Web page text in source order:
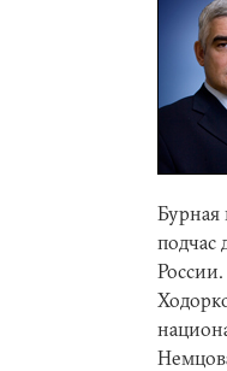
Бурная
подчас